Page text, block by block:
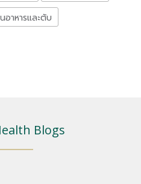
อาหารและตับ
Blogs